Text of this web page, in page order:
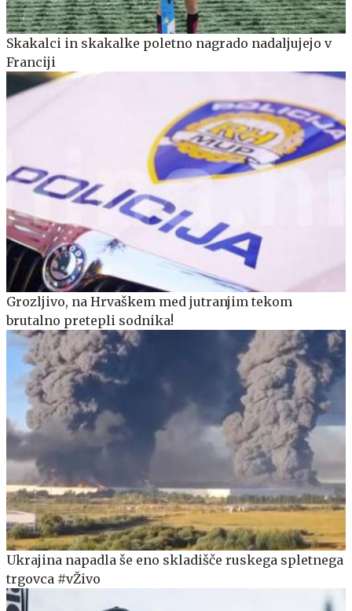
Skakalci in skakalke poletno nagrado nadaljujejo v
Franciji
Grozljivo, na Hrvaškem med jutranjim tekom
brutalno pretepli sodnika!
Ukrajina napadla še eno skladišče ruskega spletnega
trgovca #vŽivo